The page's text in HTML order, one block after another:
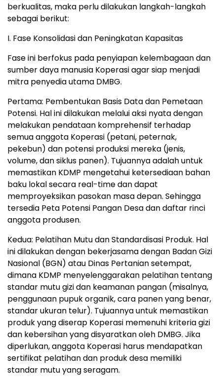
berkualitas, maka perlu dilakukan langkah-langkah
sebagai berikut:
I. Fase Konsolidasi dan Peningkatan Kapasitas
Fase ini berfokus pada penyiapan kelembagaan dan
sumber daya manusia Koperasi agar siap menjadi
mitra penyedia utama DMBG.
Pertama: Pembentukan Basis Data dan Pemetaan
Potensi. Hal ini dilakukan melalui aksi nyata dengan
melakukan pendataan komprehensif terhadap
semua anggota Koperasi (petani, peternak,
pekebun) dan potensi produksi mereka (jenis,
volume, dan siklus panen). Tujuannya adalah untuk
memastikan KDMP mengetahui ketersediaan bahan
baku lokal secara real-time dan dapat
memproyeksikan pasokan masa depan. Sehingga
tersedia Peta Potensi Pangan Desa dan daftar rinci
anggota produsen.
Kedua: Pelatihan Mutu dan Standardisasi Produk. Hal
ini dilakukan dengan bekerjasama dengan Badan Gizi
Nasional (BGN) atau Dinas Pertanian setempat,
dimana KDMP menyelenggarakan pelatihan tentang
standar mutu gizi dan keamanan pangan (misalnya,
penggunaan pupuk organik, cara panen yang benar,
standar ukuran telur). Tujuannya untuk memastikan
produk yang diserap Koperasi memenuhi kriteria gizi
dan kebersihan yang disyaratkan oleh DMBG. Jika
diperlukan, anggota Koperasi harus mendapatkan
sertifikat pelatihan dan produk desa memiliki
standar mutu yang seragam.